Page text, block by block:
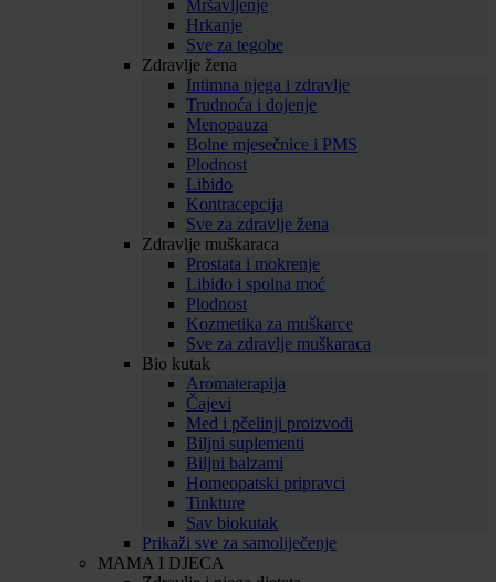
Mršavljenje
Hrkanje
Sve za tegobe
Zdravlje žena
Intimna njega i zdravlje
Trudnoća i dojenje
Menopauza
Bolne mjesečnice i PMS
Plodnost
Libido
Kontracepcija
Sve za zdravlje žena
Zdravlje muškaraca
Prostata i mokrenje
Libido i spolna moć
Plodnost
Kozmetika za muškarce
Sve za zdravlje muškaraca
Bio kutak
Aromaterapija
Čajevi
Med i pčelinji proizvodi
Biljni suplementi
Biljni balzami
Homeopatski pripravci
Tinkture
Sav biokutak
Prikaži sve za samoliječenje
MAMA I DJECA